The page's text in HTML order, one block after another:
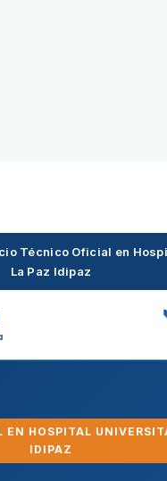
Técnico Oficial en
La Paz Idipaz
EN HOSPITAL
IDIPAZ